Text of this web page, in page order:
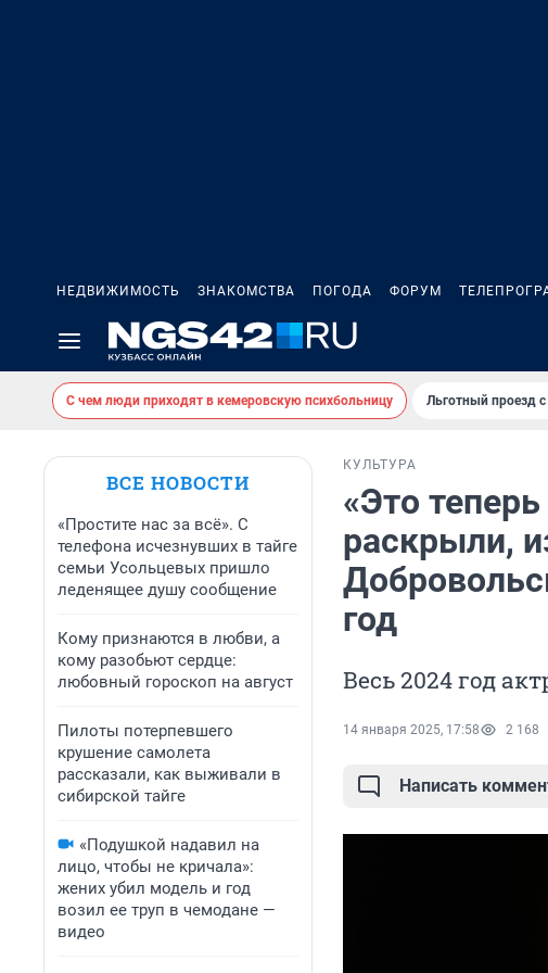
НЕДВИЖИМОСТЬ ЗНАКОМСТВА ПОГОДА ФОРУМ
С чем люди приходят в кемеровскую психбольницу Льготный проезд
ВСЕ НОВОСТИ
«Простите нас за всё». С
телефона исчезнувших в тайге
семьи Усольцевых пришло
леденящее душу сообщение
Кому признаются в любви, а
кому разобьют сердце:
любовный гороскоп на август
Пилоты потерпевшего
крушение самолета
рассказали, как выживали в
сибирской тайге
«Подушкой надавил на
лицо, чтобы не кричала»:
жених убил модель и год
возил ее труп в чемодане —
видео
КУЛЬТУРА
«Это
раскрыли,
год
Весь 2024 год
14 января 2025, 17:58 2 168
Написать